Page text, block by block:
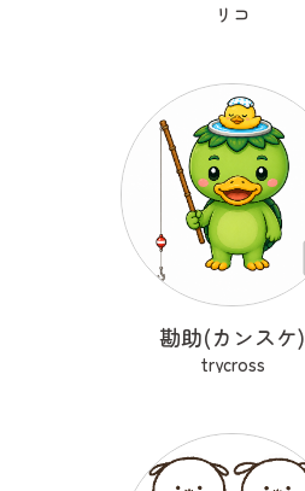
リコ
勘助(カンスケ)
trycross